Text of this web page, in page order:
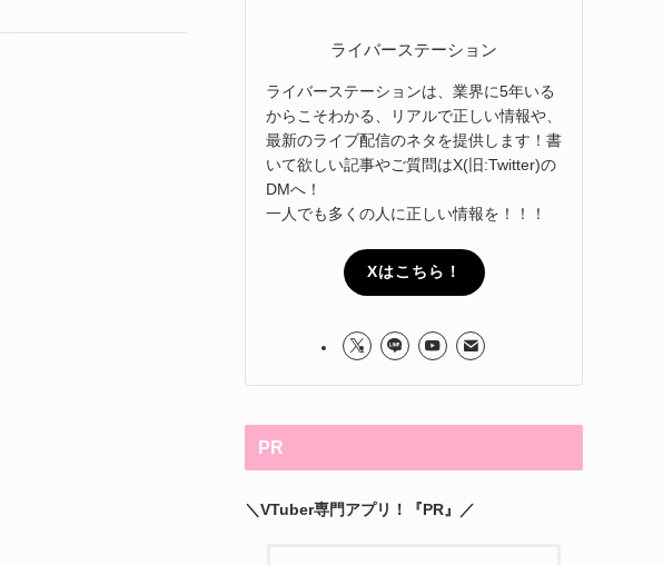
ライバーステーション
ライバーステーションは、業界に5年いる
からこそわかる、リアルで正しい情報や、
最新のライブ配信のネタを提供します！書
いて欲しい記事やご質問はX(旧:Twitter)の
DMへ！
一人でも多くの人に正しい情報を！！！
Xはこちら！
PR
＼VTuber専門アプリ！『PR』／